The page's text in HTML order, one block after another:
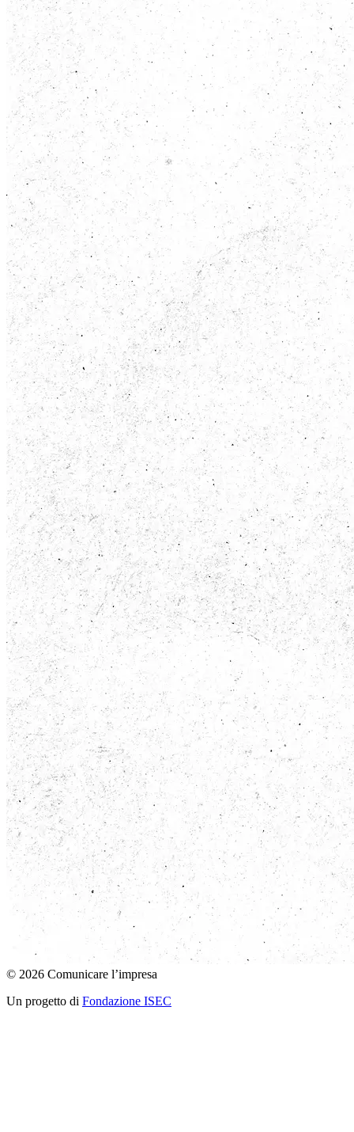
© 2026 Comunicare l’impresa
Un progetto di Fondazione ISEC